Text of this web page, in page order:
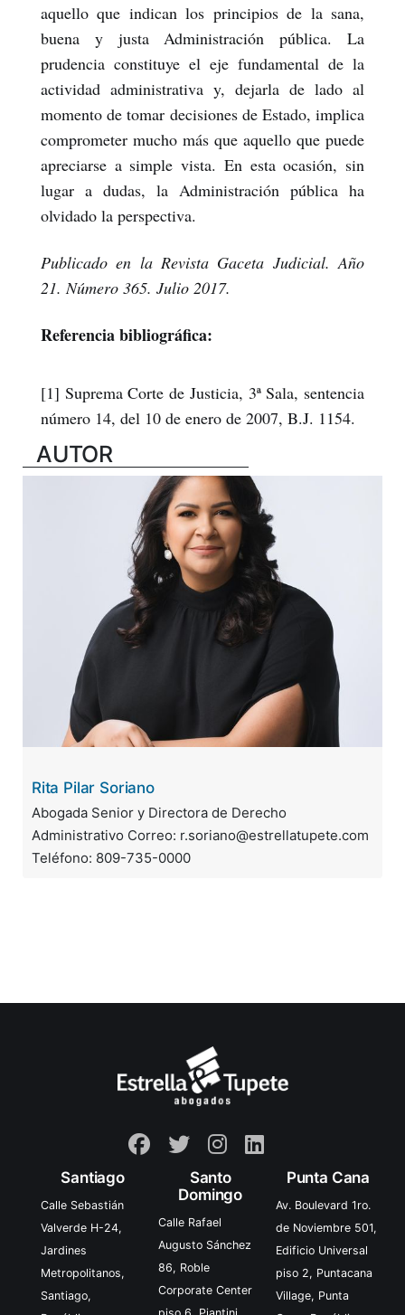
aquello que indican los principios de la sana,
buena y justa Administración pública. La
prudencia constituye el eje fundamental de la
actividad administrativa y, dejarla de lado al
momento de tomar decisiones de Estado, implica
comprometer mucho más que aquello que puede
apreciarse a simple vista. En esta ocasión, sin
lugar a dudas, la Administración pública ha
olvidado la perspectiva.
Publicado en la Revista Gaceta Judicial. Año
21. Número 365. Julio 2017.
Referencia bibliográfica:
[1] Suprema Corte de Justicia, 3ª Sala, sentencia
número 14, del 10 de enero de 2007, B.J. 1154.
AUTOR
Rita Pilar Soriano
Abogada Senior y Directora de Derecho
Administrativo Correo: r.soriano@estrellatupete.com
Teléfono: 809-735-0000
Santiago
Calle Sebastián
Valverde H-24,
Jardines
Metropolitanos,
Santiago,
Santo
Domingo
Calle Rafael
Augusto Sánchez
86, Roble
Corporate Center
Punta Cana
Av. Boulevard 1ro.
de Noviembre 501,
Edificio Universal
piso 2, Puntacana
Village, Punta